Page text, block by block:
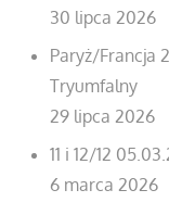
30 lipca 2026
Paryż/Francja
Tryumfalny
29 lipca 2026
11 i 12/12
6 marca 2026